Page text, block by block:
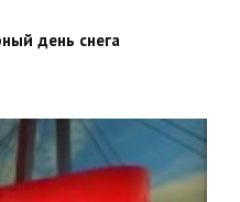
день снега